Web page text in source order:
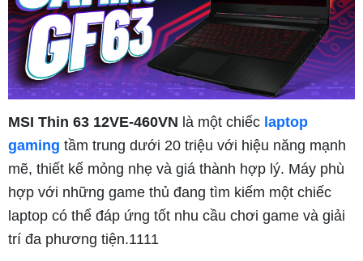
MSI Thin 63 12VE-460VN là một chiếc laptop
gaming tầm trung dưới 20 triệu với hiệu năng mạnh
mẽ, thiết kế mỏng nhẹ và giá thành hợp lý. Máy phù
hợp với những game thủ đang tìm kiếm một chiếc
laptop có thể đáp ứng tốt nhu cầu chơi game và giải
trí đa phương tiện.1111